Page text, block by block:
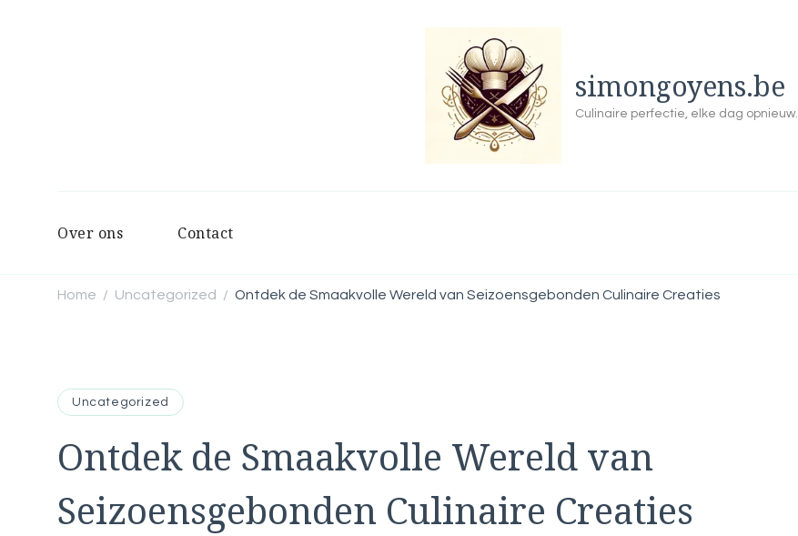
simongoyens.be
Culinaire perfectie, elke dag opnieuw.
Over ons Contact
Home / Uncategorized / Ontdek de Smaakvolle Wereld van Seizoensgebonden Culinaire Creaties
Uncategorized
Ontdek de Smaakvolle Wereld van
Seizoensgebonden Culinaire Creaties